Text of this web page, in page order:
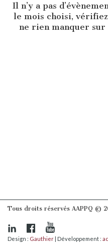
Il n’y a pas
le mois choisi,
ne rien manquer sur
Tous droits réservés AAPPQ ©
Design : Gauthier | Développement :